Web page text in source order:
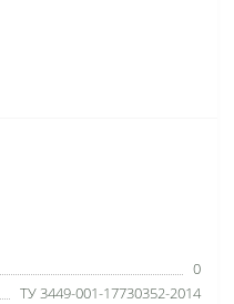
0
ТУ 3449-001-17730352-2014